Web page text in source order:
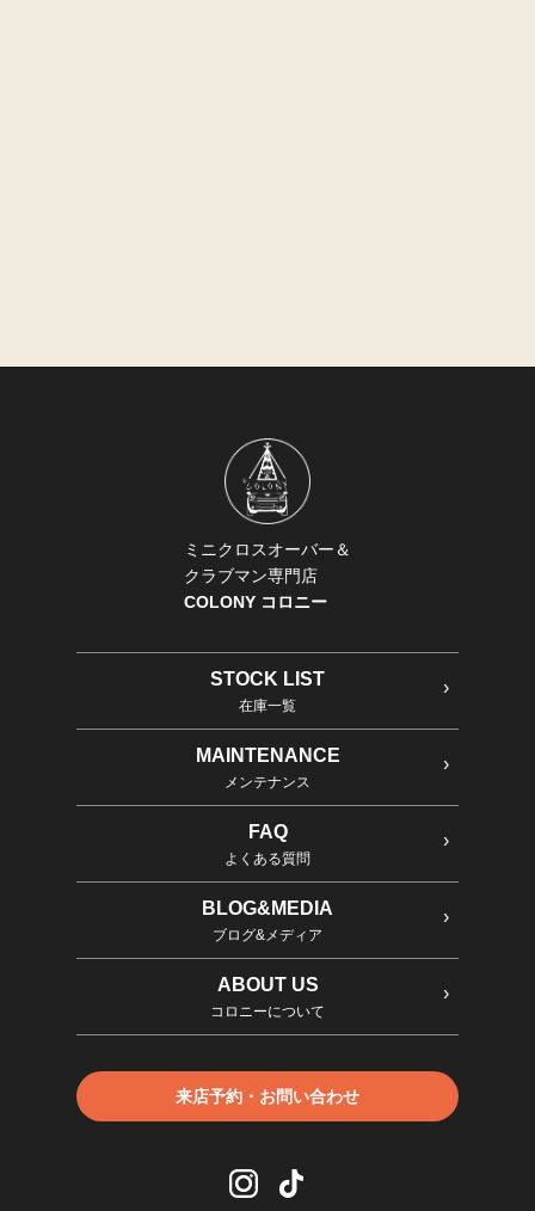
ミニクロスオーバー＆
クラブマン専門店
COLONY コロニー
STOCK LIST
在庫一覧
MAINTENANCE
メンテナンス
FAQ
よくある質問
BLOG&MEDIA
ブログ&メディア
ABOUT US
コロニーについて
来店予約・お問い合わせ